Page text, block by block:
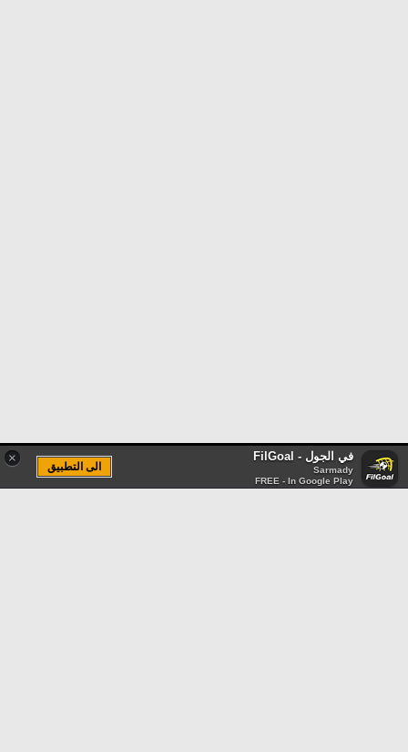
× في الجول - FilGoal
Sarmady
FREE - In Google Play
الى التطبيق